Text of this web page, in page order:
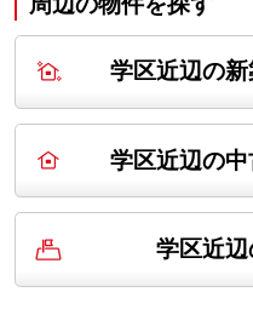
学区近辺の
学区近辺の
学区近